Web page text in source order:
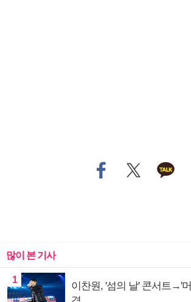
많이 본 기사
1
이찬원, '섬의 날' 콘서트→'